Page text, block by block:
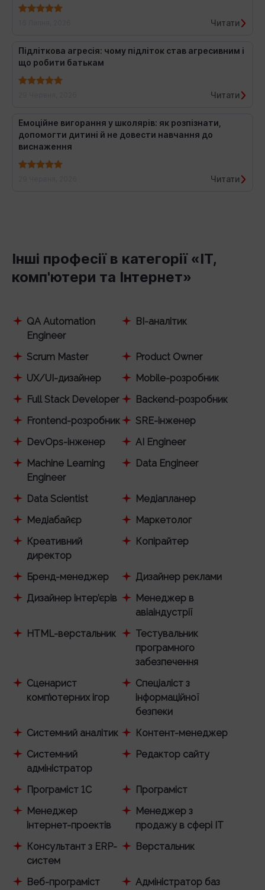
Читати
Підліткова агресія: чому підліток став агресивним і
що робити батькам
Читати
Емоційне вигорання у школярів: як розпізнати,
допомогти дитині й не довести навчання до
виснаження
Читати
Інші професії в категорії «IT,
комп'ютери та Інтернет»
QA Automation
Engineer
BI-аналітик
Scrum Master
Product Owner
UX/UI-дизайнер
Mobile-розробник
Full Stack Developer
Backend-розробник
Frontend-розробник
SRE-інженер
DevOps-інженер
AI Engineer
Machine Learning
Engineer
Data Engineer
Data Scientist
Медіапланер
Медіабайєр
Маркетолог
Креативний
директор
Копірайтер
Бренд-менеджер
Дизайнер реклами
Дизайнер інтер’єрів
Менеджер в
авіаіндустрії
HTML-верстальник
Тестувальник
програмного
забезпечення
Сценарист
комп’ютерних ігор
Спеціаліст з
інформаційної
безпеки
Системний аналітик
Контент-менеджер
Системний
адміністратор
Редактор сайту
Програміст 1С
Програміст
Менеджер
інтернет-проектів
Менеджер з
продажу в сфері IT
Консультант з ERP-
систем
Верстальник
Веб-програміст
Адміністратор баз